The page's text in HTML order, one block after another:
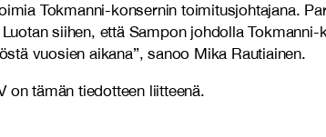
Tokmanni-konsernin toimitusjohtajana.
siihen, että Sampon johdolla
vuosien aikana”, sanoo Mika Rautiainen.
on tämän tiedotteen liitteenä.